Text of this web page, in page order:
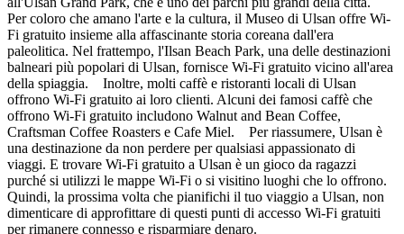
Per coloro che amano l'arte e la cultura, il Museo di Ulsan offre Wi-
Fi gratuito insieme alla affascinante storia coreana dall'era
paleolitica. Nel frattempo, l'Ilsan Beach Park, una delle destinazioni
balneari più popolari di Ulsan, fornisce Wi-Fi gratuito vicino all'area
della spiaggia. Inoltre, molti caffè e ristoranti locali di Ulsan
offrono Wi-Fi gratuito ai loro clienti. Alcuni dei famosi caffè che
offrono Wi-Fi gratuito includono Walnut and Bean Coffee,
Craftsman Coffee Roasters e Cafe Miel. Per riassumere, Ulsan è
una destinazione da non perdere per qualsiasi appassionato di
viaggi. E trovare Wi-Fi gratuito a Ulsan è un gioco da ragazzi
purché si utilizzi le mappe Wi-Fi o si visitino luoghi che lo offrono.
Quindi, la prossima volta che pianifichi il tuo viaggio a Ulsan, non
dimenticare di approfittare di questi punti di accesso Wi-Fi gratuiti
per rimanere connesso e risparmiare denaro.